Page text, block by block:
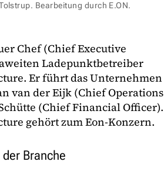
Bearbeitung durch E.ON.
Chef (Chief Executive
Ladepunktbetreiber
Er führt das Unternehmen
van der Eijk (Chief Operations
(Chief Financial Officer).
gehört zum Eon-Konzern.
Branche